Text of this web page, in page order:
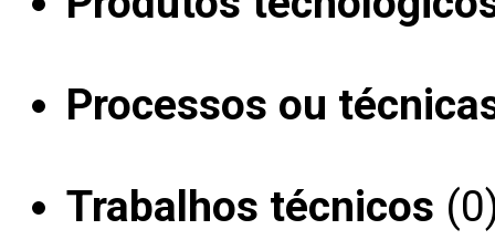
Processos ou
Trabalhos técnicos